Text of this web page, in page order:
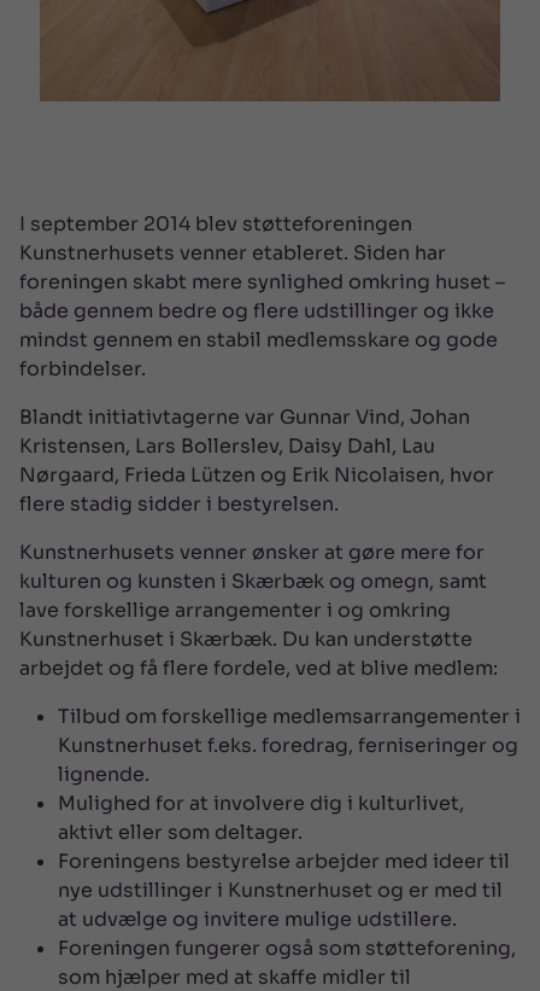
I september 2014 blev støtteforeningen
Kunstnerhusets venner etableret. Siden har
foreningen skabt mere synlighed omkring huset –
både gennem bedre og flere udstillinger og ikke
mindst gennem en stabil medlemsskare og gode
forbindelser.
Blandt initiativtagerne var Gunnar Vind, Johan
Kristensen, Lars Bollerslev, Daisy Dahl, Lau
Nørgaard, Frieda Lützen og Erik Nicolaisen, hvor
flere stadig sidder i bestyrelsen.
Kunstnerhusets venner ønsker at gøre mere for
kulturen og kunsten i Skærbæk og omegn, samt
lave forskellige arrangementer i og omkring
Kunstnerhuset i Skærbæk. Du kan understøtte
arbejdet og få flere fordele, ved at blive medlem:
Tilbud om forskellige medlemsarrangementer i
Kunstnerhuset f.eks. foredrag, ferniseringer og
lignende.
Mulighed for at involvere dig i kulturlivet,
aktivt eller som deltager.
Foreningens bestyrelse arbejder med ideer til
nye udstillinger i Kunstnerhuset og er med til
at udvælge og invitere mulige udstillere.
Foreningen fungerer også som støtteforening,
som hjælper med at skaffe midler til